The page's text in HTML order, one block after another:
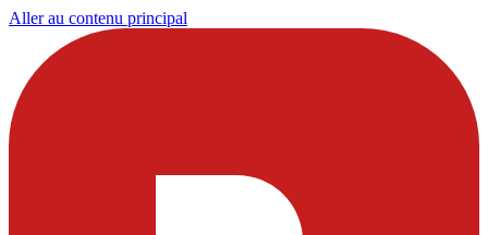
Aller au contenu principal